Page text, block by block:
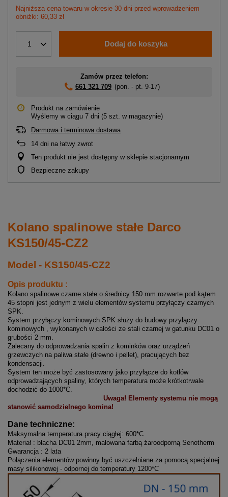
Najniższa cena towaru w okresie 30 dni przed wprowadzeniem
obniżki: 60,33 zł
1 Dodaj do koszyka
Zamów przez telefon:
661 321 709 (pon. - pt. 9-17)
Produkt na zamówienie
Wyślemy w ciągu 7 dni (5 szt. w magazynie)
Darmowa i terminowa dostawa
14 dni na łatwy zwrot
Ten produkt nie jest dostępny w sklepie stacjonarnym
Bezpieczne zakupy
Kolano spalinowe stałe Darco
KS150/45-CZ2
Model - KS150/45-CZ2
Opis produktu :
Kolano spalinowe czarne stałe o średnicy 150 mm rozwarte pod kątem
45 stopni jest jednym z wielu elementów systemu przyłączy czarnych
SPK.
System przyłączy kominowych SPK służy do budowy przyłączy
kominowych , wykonanych w całości ze stali czarnej w gatunku DC01 o
grubości 2 mm.
Zalecany do odprowadzania spalin z kominków oraz urządzeń
grzewczych na paliwa stałe (drewno i pellet), pracujących bez
kondensacji.
System ten może być zastosowany jako przyłącze do kotłów
odprowadzających spaliny, których temperatura może krótkotrwale
dochodzić do 1000*C.
Uwaga! Elementy systemu nie mogą
stanowić samodzielnego komina!
Dane techniczne:
Maksymalna temperatura pracy ciągłej: 600*C
Materiał : blacha DC01 2mm, malowana farbą żaroodporną Senotherm
Gwarancja : 2 lata
Połączenia elementów powinny być uszczelniane za pomocą specjalnej
masy silikonowej - odpornej do temperatury 1200*C